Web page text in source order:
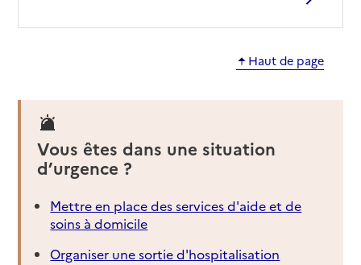
Haut de page
Vous êtes dans une situation
d’urgence ?
Mettre en place des services d'aide et de
soins à domicile
Organiser une sortie d'hospitalisation